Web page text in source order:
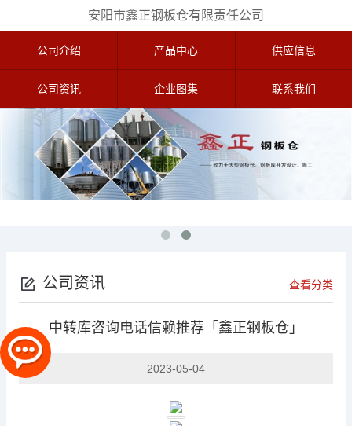
安阳市鑫正钢板仓有限责任公司
公司介绍 产品中心 供应信息
公司资讯 企业图集 联系我们
公司资讯 查看分类
中转库咨询电话信赖推荐「鑫正钢板仓」
2023-05-04